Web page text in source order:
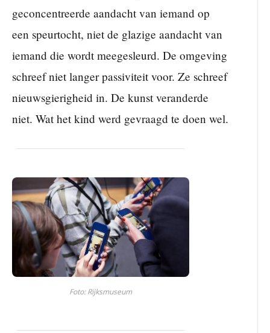
geconcentreerde aandacht van iemand op
een speurtocht, niet de glazige aandacht van
iemand die wordt meegesleurd. De omgeving
schreef niet langer passiviteit voor. Ze schreef
nieuwsgierigheid in. De kunst veranderde
niet. Wat het kind werd gevraagd te doen wel.
Foto: Rijksmuseum